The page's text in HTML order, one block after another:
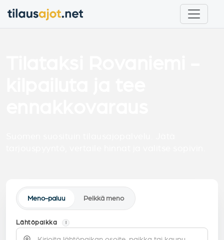
Meno-paluu Pelkkä meno
Lähtöpaikka i